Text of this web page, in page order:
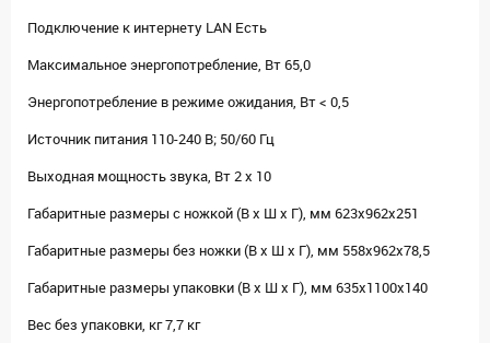
Подключение к интернету LAN Есть
Максимальное энергопотребление, Вт 65,0
Энергопотребление в режиме ожидания, Вт < 0,5
Источник питания 110-240 В; 50/60 Гц
Выходная мощность звука, Вт 2 x 10
Габаритные размеры с ножкой (В х Ш х Г), мм 623х962х251
Габаритные размеры без ножки (В х Ш х Г), мм 558х962х78,5
Габаритные размеры упаковки (В х Ш х Г), мм 635x1100x140
Вес без упаковки, кг 7,7 кг